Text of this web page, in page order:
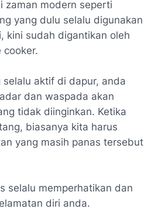
zaman modern seperti
yang dulu selalu digunakan
kini sudah digantikan oleh
cooker.
selalu aktif di dapur, anda
dan waspada akan
tidak diinginkan. Ketika
biasanya kita harus
yang masih panas tersebut
selalu memperhatikan dan
diri anda.